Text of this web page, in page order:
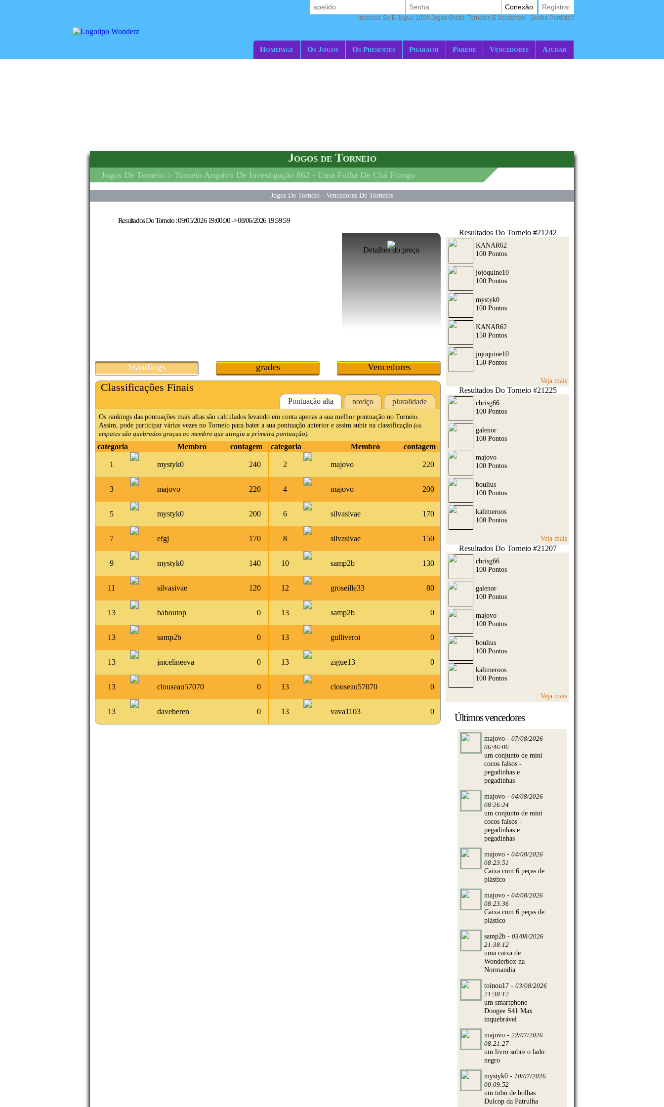
Homepage Os Jogos Os Presentes Pharaoh Parede Vencedores Ajudar
Conexão Registrar
Inscreva-Se E Jogue 1000 Jogos Grátis, Torneios E Scratches! Senha Perdida?
Jogos de Torneio
Jogos De Torneio > Torneio Arquivo De Investigação 862 - Uma Folha De Chá Flongo
Jogos De Torneio - Vencedores De Torneios
Resultados Do Torneio :09/05/2026 19:00:00->08/06/2026 19:59:59
Detalhes do preço
Standings grades Vencedores
Classificações Finais
Pontuação alta noviço pluralidade
Os rankings das pontuações mais altas são calculados levando em conta apenas a sua melhor pontuação no Torneio.
Assim, pode participar várias vezes no Torneio para bater a sua pontuação anterior e assim subir na classificação (os
empates são quebrados graças ao membro que atingiu a primeira pontuação).
categoria Membro contagem categoria Membro contagem
1 mystyk0 240 2 majovo 220
3 majovo 220 4 majovo 200
5 mystyk0 200 6 silvasivae 170
7 efgj 170 8 silvasivae 150
9 mystyk0 140 10 samp2b 130
11 silvasivae 120 12 groseille33 80
13 baboutop 0 13 samp2b 0
13 samp2b 0 13 gulliveroi 0
13 jmcelineeva 0 13 zigue13 0
13 clouseau57070 0 13 clouseau57070 0
13 daveberen 0 13 vava1103 0
Resultados Do Torneio #21242
KANAR62
100 Pontos
jojoquine10
100 Pontos
mystyk0
100 Pontos
KANAR62
150 Pontos
jojoquine10
150 Pontos
Veja mais
Resultados Do Torneio #21225
chrisg66
100 Pontos
galenor
100 Pontos
majovo
100 Pontos
boulius
100 Pontos
kalimeroos
100 Pontos
Veja mais
Resultados Do Torneio #21207
chrisg66
100 Pontos
galenor
100 Pontos
majovo
100 Pontos
boulius
100 Pontos
kalimeroos
100 Pontos
Veja mais
Últimos vencedores
majovo - 07/08/2026
06:46:06
um conjunto de mini
cocos falsos -
pegadinhas e
pegadinhas
majovo - 04/08/2026
08:26:24
um conjunto de mini
cocos falsos -
pegadinhas e
pegadinhas
majovo - 04/08/2026
08:23:51
Caixa com 6 peças de
plástico
majovo - 04/08/2026
08:23:36
Caixa com 6 peças de
plástico
samp2b - 03/08/2026
21:38:12
uma caixa de
Wonderbox na
Normandia
toinou17 - 03/08/2026
21:38:12
um smartphone
Doogee S41 Max
inquebrável
majovo - 22/07/2026
08:21:27
um livro sobre o lado
negro
mystyk0 - 10/07/2026
00:09:52
um tubo de bolhas
Dulcop da Patrulha